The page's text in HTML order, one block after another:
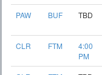
PAW
BUF TBD
CLR
FTM
4:00
PM